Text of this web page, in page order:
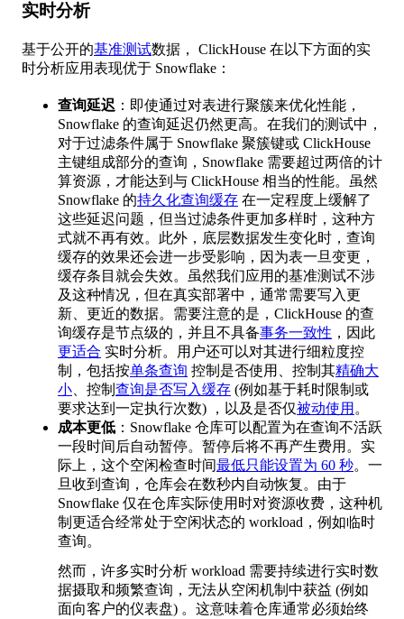
实时分析
基于公开的基准测试数据， ClickHouse 在以下方面的实
时分析应用表现优于 Snowflake：
查询延迟 ：即使通过对表进行聚簇来优化性能，
Snowflake 的查询延迟仍然更高。在我们的测试中，
对于过滤条件属于 Snowflake 聚簇键或 ClickHouse
主键组成部分的查询，Snowflake 需要超过两倍的计
算资源，才能达到与 ClickHouse 相当的性能。虽然
Snowflake 的持久化查询缓存 在一定程度上缓解了
这些延迟问题，但当过滤条件更加多样时，这种方
式就不再有效。此外，底层数据发生变化时，查询
缓存的效果还会进一步受影响，因为表一旦变更，
缓存条目就会失效。虽然我们应用的基准测试不涉
及这种情况，但在真实部署中，通常需要写入更
新、更近的数据。需要注意的是，ClickHouse 的查
询缓存是节点级的，并且不具备事务一致性 ，因此
更适合 实时分析。用户还可以对其进行细粒度控
制，包括按单条查询 控制是否使用、控制其精确大
小、控制 查询是否写入缓存 (例如基于耗时限制或
要求达到一定执行次数) ，以及是否仅被动使用 。
成本更低 ：Snowflake 仓库可以配置为在查询不活跃
一段时间后自动暂停。暂停后将不再产生费用。实
际上，这个空闲检查时间最低只能设置为 60 秒。一
旦收到查询，仓库会在数秒内自动恢复。由于
Snowflake 仅在仓库实际使用时对资源收费，这种机
制更适合经常处于空闲状态的 workload，例如临时
查询。
然而，许多实时分析 workload 需要持续进行实时数
据摄取和频繁查询，无法从空闲机制中获益 (例如
面向客户的仪表盘) 。这意味着仓库通常必须始终